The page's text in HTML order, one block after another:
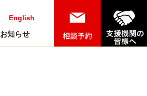
English
お知らせ